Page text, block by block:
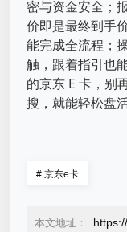
密与资金安全；
价即是最终到手
能完成全流程；
触，跟着指引也
的京东 E 卡，别
搜，就能轻松盘
# 京东e卡
本文地址：